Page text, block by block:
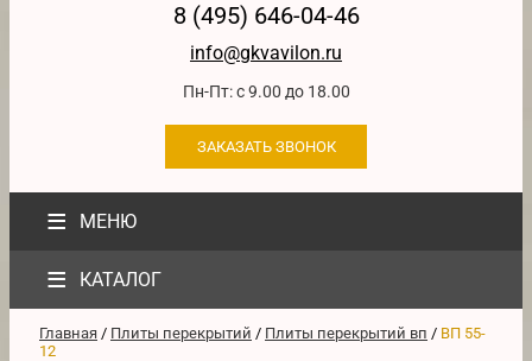
8 (495) 646-04-46
info@gkvavilon.ru
Пн-Пт: с 9.00 до 18.00
ЗАКАЗАТЬ ЗВОНОК
≡ МЕНЮ
≡ КАТАЛОГ
Главная / Плиты перекрытий / Плиты перекрытий вп / ВП 55-
12